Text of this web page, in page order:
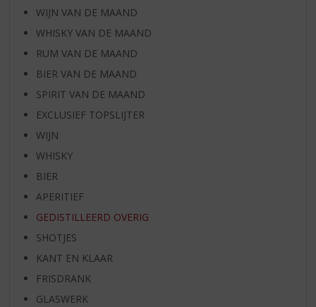
WIJN VAN DE MAAND
WHISKY VAN DE MAAND
RUM VAN DE MAAND
BIER VAN DE MAAND
SPIRIT VAN DE MAAND
EXCLUSIEF TOPSLIJTER
WIJN
WHISKY
BIER
APERITIEF
GEDISTILLEERD OVERIG
SHOTJES
KANT EN KLAAR
FRISDRANK
GLASWERK